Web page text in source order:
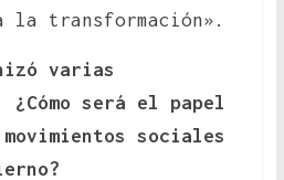
la transformación».
varias
¿Cómo será el papel
sociales